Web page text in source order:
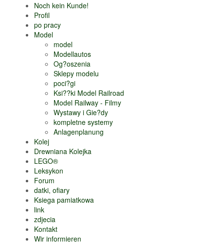
Noch kein Kunde!
Profil
po pracy
Model
model
Modellautos
Og?oszenia
Sklepy modelu
poci?gi
Ksi??ki Model Railroad
Model Railway - Filmy
Wystawy i Gie?dy
kompletne systemy
Anlagenplanung
Kolej
Drewniana Kolejka
LEGO®
Leksykon
Forum
datki, ofiary
Ksiega pamiatkowa
link
zdjecia
Kontakt
Wir informieren